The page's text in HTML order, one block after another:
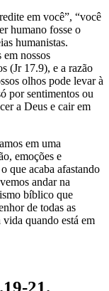
em você”, “você
humano fosse o
humanistas.
nossos
(Jr 17.9), e a razão
olhos pode levar à
por sentimentos ou
a Deus e cair em
em uma
emoções e
que acaba afastando
andar na
bíblico que
de todas as
quando está em